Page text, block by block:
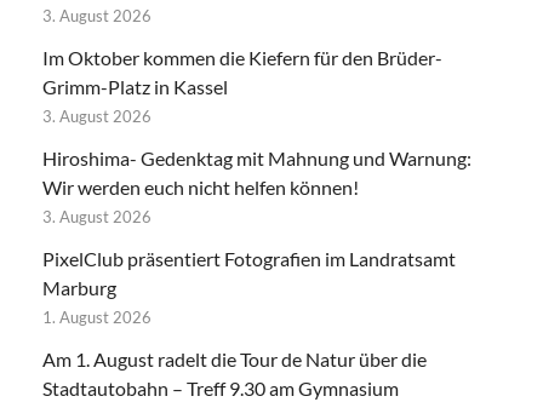
3. August 2026
Im Oktober kommen die Kiefern für den Brüder-
Grimm-Platz in Kassel
3. August 2026
Hiroshima- Gedenktag mit Mahnung und Warnung:
Wir werden euch nicht helfen können!
3. August 2026
PixelClub präsentiert Fotografien im Landratsamt
Marburg
1. August 2026
Am 1. August radelt die Tour de Natur über die
Stadtautobahn – Treff 9.30 am Gymnasium